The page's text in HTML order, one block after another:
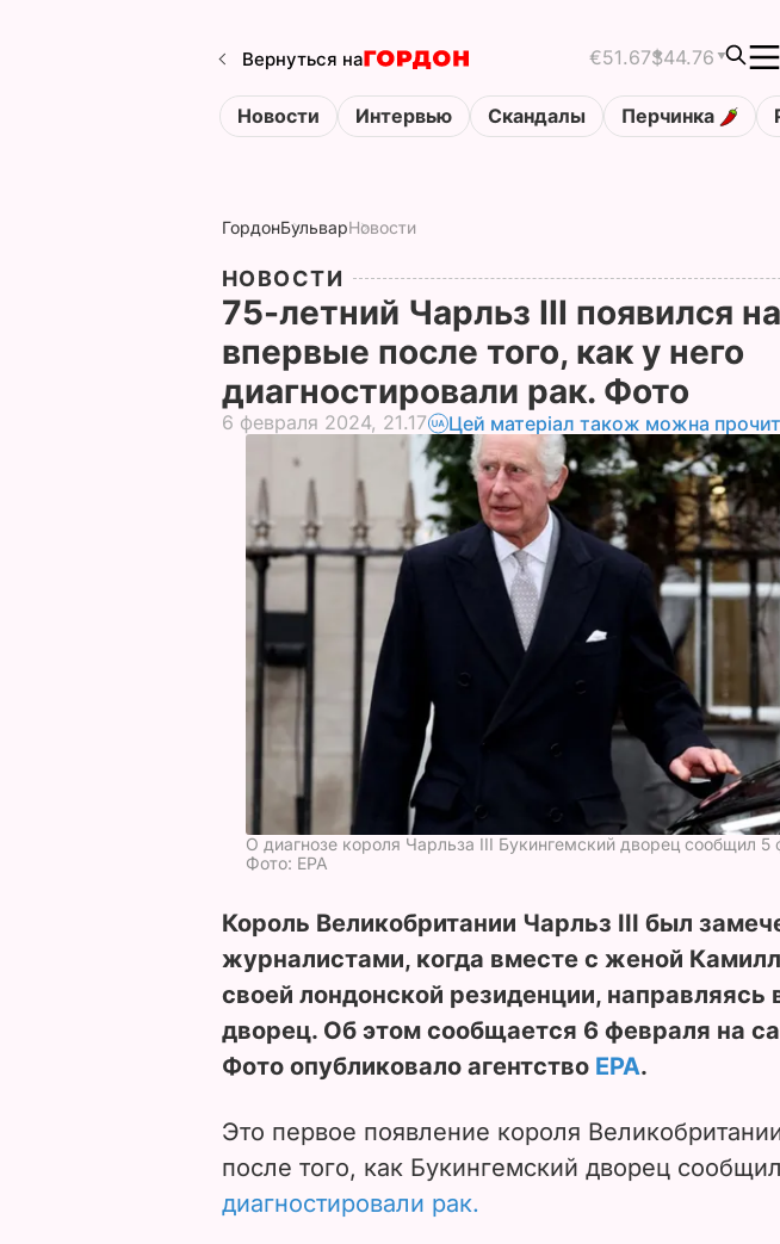
Вернуться на €51.67$44.76
Новости Интервью Скандалы Перчинка
ГордонБульварНовости
НОВОСТИ
75-летний Чарльз III появился
впервые после того, как у него
диагностировали рак. Фото
6 февраля 2024, 21.17 Цей матеріал також можна
О диагнозе короля Чарльза III Букингемский дворец сообщил 5
Фото: ЕРА
Король Великобритании Чарльз III был
журналистами, когда вместе с женой
своей лондонской резиденции, направляясь
дворец. Об этом сообщаетcя 6 февраля на
Фото опубликовало агентство ЕРА.
Это первое появление короля
после того, как Букингемский дворец
диагностировали рак.